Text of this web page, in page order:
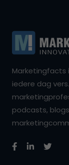
Marketingfacts
iedere dag
podcasts,